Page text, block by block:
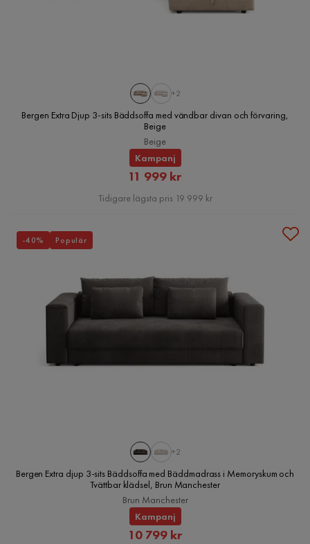
+2
Bergen Extra Djup 3-sits Bäddsoffa med vändbar divan och förvaring,
Beige
Beige
Kampanj
Rabatterat
Pris
11 999 kr
Tidigare lägsta pris 19 999 kr
+2
Bergen Extra djup 3-sits Bäddsoffa med Bäddmadrass i Memoryskum och
Tvättbar klädsel, Brun Manchester
Brun Manchester
Kampanj
Rabatterat
10 799 kr
-40% Populär